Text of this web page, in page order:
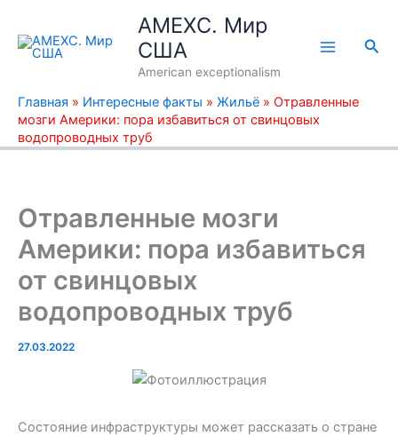
содержимому
AMEXC. Мир
США
American exceptionalism
Главная » Интересные факты » Жильё » Отравленные
мозги Америки: пора избавиться от свинцовых
водопроводных труб
Отравленные мозги
Америки: пора избавиться
от свинцовых
водопроводных труб
27.03.2022
Состояние инфраструктуры может рассказать о стране